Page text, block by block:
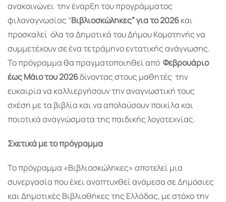
ανακοινώνει την έναρξη του προγράμματος
φιλαναγνωσίας “Βιβλιοσκώληκες” για το 2026και
προσκαλεί όλα τα Δημοτικά του Δήμου Κομοτηνής να
συμμετέχουν σε ένα τετράμηνο εντατικής ανάγνωσης.
Το πρόγραμμα θα πραγματοποιηθεί από Φεβρουάριο
έως Μάιο του 2026δίνοντας στους μαθητές την
ευκαιρία να καλλιεργήσουν την αναγνωστική τους
σχέση με τα βιβλία και να απολαύσουν ποικίλα και
ποιοτικά αναγνώσματα της παιδικής λογοτεχνίας.
Σχετικά με το πρόγραμμα
Το πρόγραμμα «Βιβλιοσκώληκες» αποτελεί μια
συνεργασία που έχει αναπτυχθεί ανάμεσα σε Δημόσιες
και Δημοτικές Βιβλιοθήκες της Ελλάδας, με στόχο την